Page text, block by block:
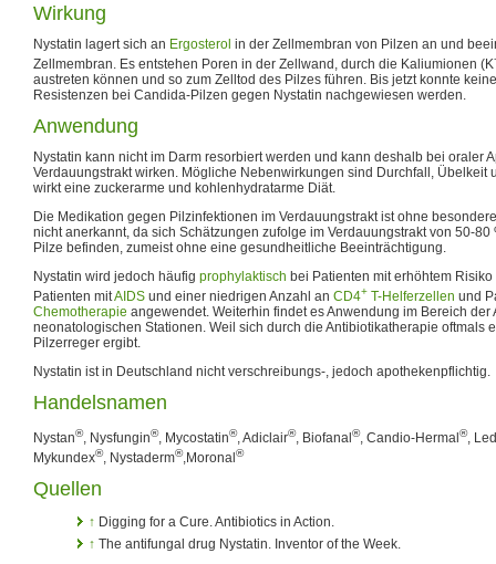
Wirkung
Nystatin lagert sich an Ergosterol in der Zellmembran von Pilzen an und
Zellmembran. Es entstehen Poren in der Zellwand, durch die Kaliumionen (K
austreten können und so zum Zelltod des Pilzes führen. Bis jetzt konnte
Resistenzen bei Candida-Pilzen gegen Nystatin nachgewiesen werden.
Anwendung
Nystatin kann nicht im Darm resorbiert werden und kann deshalb bei oraler
Verdauungstrakt wirken. Mögliche Nebenwirkungen sind Durchfall, Übelkeit
wirkt eine zuckerarme und kohlenhydratarme Diät.
Die Medikation gegen Pilzinfektionen im Verdauungstrakt ist ohne
nicht anerkannt, da sich Schätzungen zufolge im Verdauungstrakt von 50-
Pilze befinden, zumeist ohne eine gesundheitliche Beeinträchtigung.
Nystatin wird jedoch häufig prophylaktisch bei Patienten mit erhöhtem
Patienten mitAIDS und einer niedrigen Anzahl an CD4+ T-Helferzellen und
Chemotherapie angewendet. Weiterhin findet es Anwendung im Bereich der
neonatologischen Stationen. Weil sich durch die Antibiotikatherapie oftmals
Pilzerreger ergibt.
Nystatin ist in Deutschland nicht verschreibungs-, jedoch apothekenpflichtig.
Handelsnamen
Nystan®, Nysfungin®, Mycostatin®, Adiclair®, Biofanal ®, Candio-Hermal ®,
Mykundex®, Nystaderm®,Moronal ®
Quellen
↑ Digging for a Cure. Antibiotics in Action.
↑ The antifungal drug Nystatin. Inventor of the Week.